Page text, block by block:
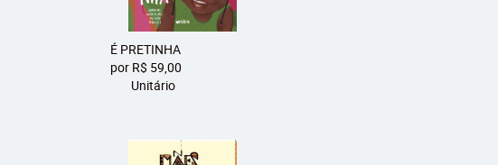
É PRETINHA
por R$ 59,00
Unitário